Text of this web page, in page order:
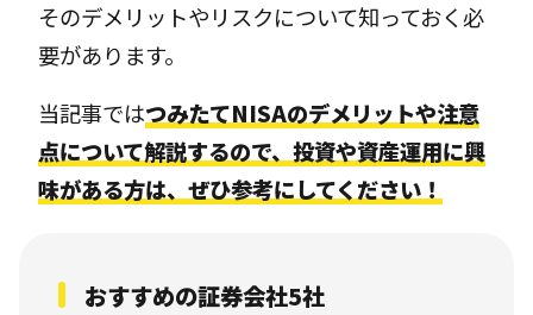
そのデメリットやリスクについて知っておく必
要があります。
当記事ではつみたてNISAのデメリットや注意
点について解説するので、投資や資産運用に興
味がある方は、ぜひ参考にしてください！
おすすめの証券会社5社